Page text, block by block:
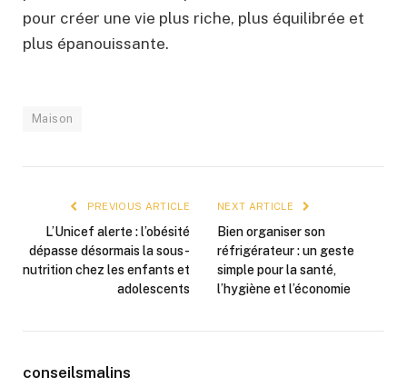
pour créer une vie plus riche, plus équilibrée et
plus épanouissante.
Maison
PREVIOUS ARTICLE
L’Unicef alerte : l’obésité
dépasse désormais la sous-
nutrition chez les enfants et
adolescents
NEXT ARTICLE
Bien organiser son
réfrigérateur : un geste
simple pour la santé,
l’hygiène et l’économie
conseilsmalins